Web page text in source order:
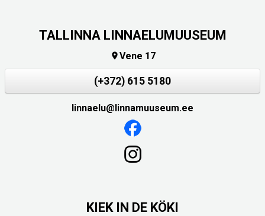
TALLINNA LINNAELUMUUSEUM
Vene 17
(+372) 615 5180
linnaelu@linnamuuseum.ee
KIEK IN DE KÖKI